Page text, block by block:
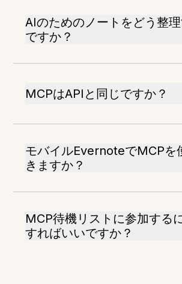
AIのためのノートをどう整
ですか？
MCPはAPIと同じですか？
モバイルEvernoteでMCPを
きますか？
MCP待機リストに参加する
すればいいですか？